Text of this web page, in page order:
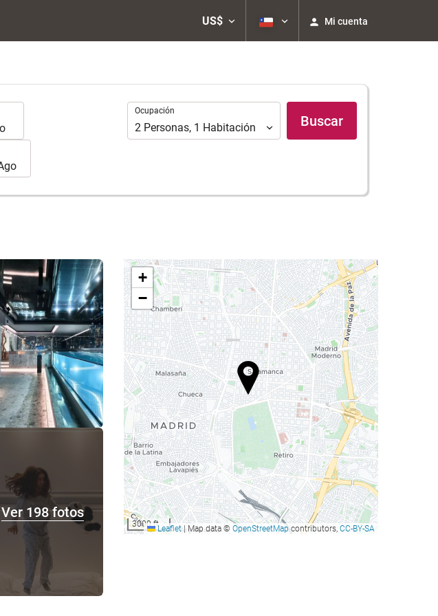
US$ Mi cuenta
Ocupación
Ocupación
2 Personas, 1 Habitación Buscar
Ver 198 fotos
Ver 198 fotos
+
−
3000 ftLeaflet |Map data © OpenStreetMapcontributors, CC-BY-SA